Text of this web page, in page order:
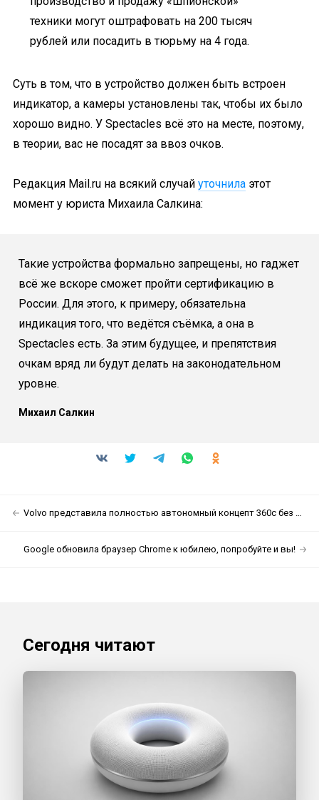
техники могут оштрафовать на 200 тысяч
рублей или посадить в тюрьму на 4 года.
Суть в том, что в устройство должен быть встроен
индикатор, а камеры установлены так, чтобы их было
хорошо видно. У Spectacles всё это на месте, поэтому,
в теории, вас не посадят за ввоз очков.
Редакция Mail.ru на всякий случай уточнила этот
момент у юриста Михаила Салкина:
Такие устройства формально запрещены, но гаджет
всё же вскоре сможет пройти сертификацию в
России. Для этого, к примеру, обязательна
индикация того, что ведётся съёмка, а она в
Spectacles есть. За этим будущее, и препятствия
очкам вряд ли будут делать на законодательном
уровне.
Михаил Салкин
Volvo представила полностью автономный концепт 360c без руля
Google обновила браузер Chrome к юбилею, попробуйте и вы!
Сегодня читают